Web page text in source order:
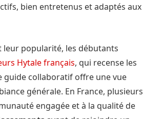
bien entretenus et adaptés aux
leur popularité, les débutants
Hytale français, qui recense les
guide collaboratif offre une vue
générale. En France, plusieurs
engagée et à la qualité de